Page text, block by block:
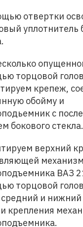
отвертки
уплотнитель
торцовой
крепеж,
обойму и
с
бокового стекла.
верхний
ВАЗ
торцовой
и
крепления